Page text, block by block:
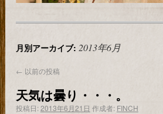
月別アーカイブ: 2013年6月
← 以前の投稿
天気は曇り・・・。
投稿日:2013年6月21日 作成者: FINCH